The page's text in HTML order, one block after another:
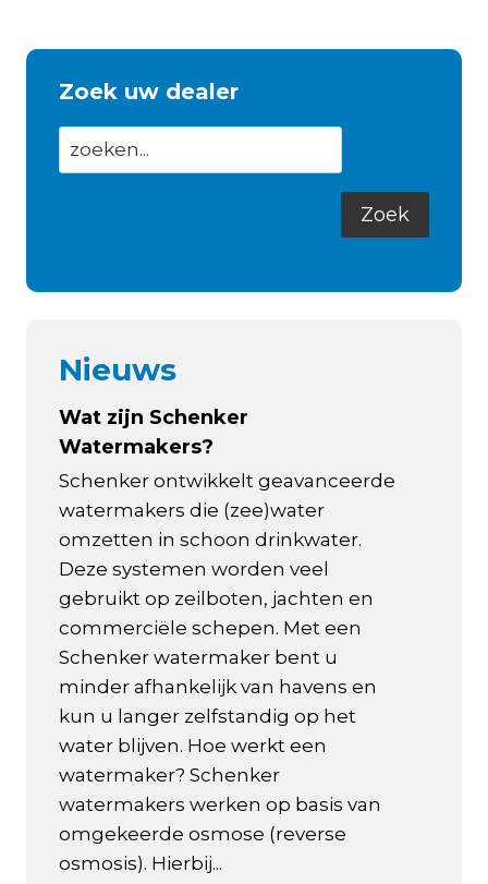
Zoek uw dealer
Nieuws
Wat zijn Schenker
Watermakers?
Schenker ontwikkelt geavanceerde
watermakers die (zee)water
omzetten in schoon drinkwater.
Deze systemen worden veel
gebruikt op zeilboten, jachten en
commerciële schepen. Met een
Schenker watermaker bent u
minder afhankelijk van havens en
kun u langer zelfstandig op het
water blijven. Hoe werkt een
watermaker? Schenker
watermakers werken op basis van
omgekeerde osmose (reverse
osmosis). Hierbij...